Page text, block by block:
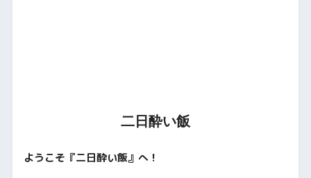
二日酔い飯
ようこそ『二日酔い飯』へ！